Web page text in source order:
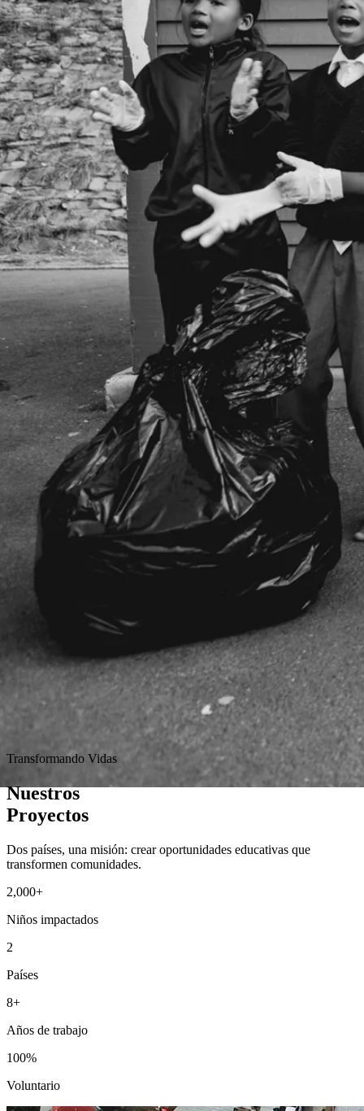
Transformando Vidas
Nuestros
Proyectos
Dos países, una misión: crear oportunidades educativas que
transformen comunidades.
2,000+
Niños impactados
2
Países
8+
Años de trabajo
100%
Voluntario